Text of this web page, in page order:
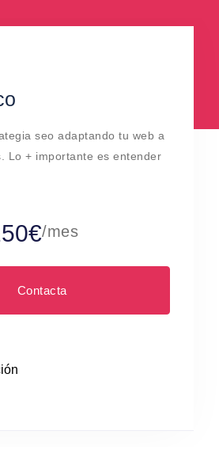
seo adaptando tu web a
Lo + importante es entender
/mes
Contacta